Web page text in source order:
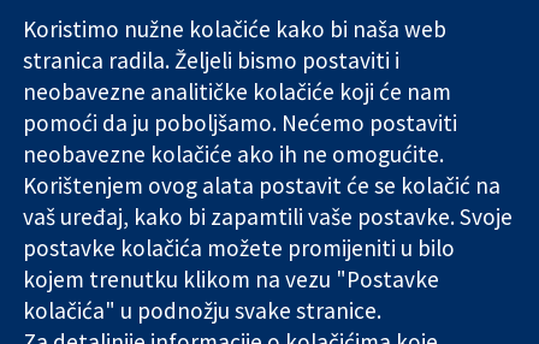
Pouzdani dokazi.
Utemeljeni
dokazi.
Bolje zdravlje.
London
W1G 0AN
Ujedinjeno
Kraljevstvo
Novosti
medije
O nama
Poslovi
Cochrane
Library
The Cochrane Collaboration is a charity (no. 1045921) and a
company limited by guarantee (no. 03044323) registered in
England & Wales. VAT registration number GB 718 2127 49.
Koristimo nužne kolačiće kako bi naša web
stranica radila. Željeli bismo postaviti i
neobavezne analitičke kolačiće koji će nam
pomoći da ju poboljšamo. Nećemo postaviti
neobavezne kolačiće ako ih ne omogućite.
Korištenjem ovog alata postavit će se kolačić na
vaš uređaj, kako bi zapamtili vaše postavke. Svoje
postavke kolačića možete promijeniti u bilo
kojem trenutku klikom na vezu "Postavke
kolačića" u podnožju svake stranice.